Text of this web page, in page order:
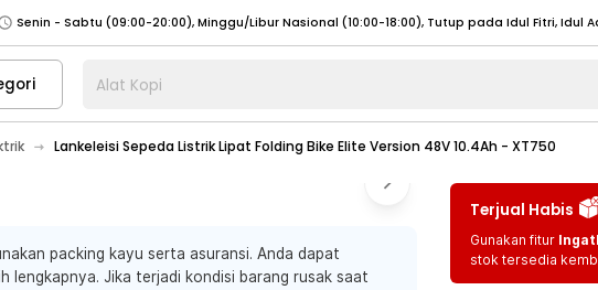
Senin - Jumat (07:00 - 20:00), Sabtu - Minggu (08:00 - 20:00), Tutup pada Idul Fitri
- Jumat (08:00 - 20:00), Sabtu - Minggu/ Libur Nasional (08:00 - 17:00) Selengkapnya
Senin - Jumat (08:00 - 20:00), Sabtu - Minggu/ Libur Nasional (08:00 - 17:00) Selengkapnya
Senin - Sabtu (09:00-20:00), Minggu/Libur Nasional (12:00-20:00), Tutup pada Idul Fitri
Senin - Sabtu (09:00-20:00), Minggu/Libur Nasional (12:00-20:00), Tutup pada Idul Fitri
Alat Kopi
Lankeleisi Sepeda Listrik Lipat Folding Bike Elite Version 48V 10.4Ah - XT750
packing kayu serta asuransi. Anda dapat
lengkapnya. Jika terjadi kondisi barang rusak saat
Terjual Habis
Gunakan fitur
stok tersedia